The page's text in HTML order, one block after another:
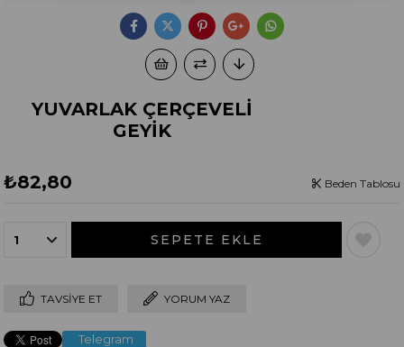
YUVARLAK ÇERÇEVELİ
GEYİK
₺82,80 Beden Tablosu
TAVSIYE ET YORUM YAZ
Telegram